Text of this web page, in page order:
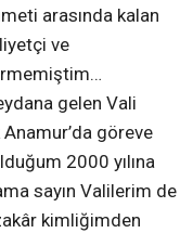
arasında kalan
ve
gelen Vali
göreve
2000 yılına
sayın Valilerim de
kimliğimden